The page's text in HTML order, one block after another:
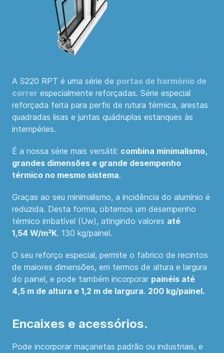
A S220 RPT é uma série de portas de harmónio de
correrespecialmente reforçadas. Série especial
reforçada feita para perfis de rutura térmica, arestas
quadradas lisas e juntas quádruplas estanques às
intempéries.
É a nossa série mais versátil: combina minimalismo,
grandes dimensões e grande desempenho
térmico no mesmo sistema.
Graças ao seu minimalismo, a incidência do alumínio é
reduzida. Desta forma, obtemos um desempenho
térmico imbatível (Uw), atingindo valores até
1,54 W/m²K. 130 kg/painel.
O seu reforço especial, permite o fabrico de recintos
de maiores dimensões, em termos de altura e largura
do painel, e pode também incorporar painéis até
4,5 m de altura e 1,2 m de largura. 200 kg/painel.
Encaixes e acessórios.
Pode incorporar maçanetas padrão ou industriais, e